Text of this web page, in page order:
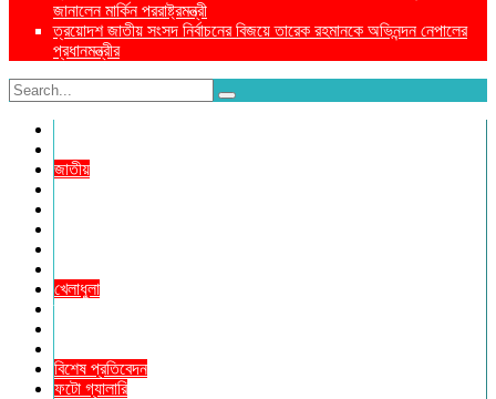
জানালেন মার্কিন পররাষ্ট্রমন্ত্রী
ত্রয়োদশ জাতীয় সংসদ নির্বাচনের বিজয়ে তারেক রহমানকে অভিনন্দন নেপালের
প্রধানমন্ত্রীর
জাতীয়
খেলাধুলা
বিশেষ প্রতিবেদন
ফটো গ্যালারি